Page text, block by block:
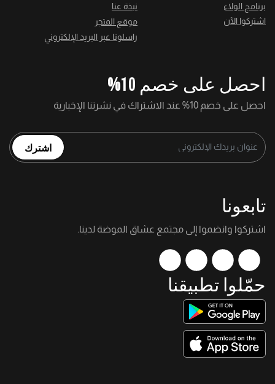
برنامج الولاء
اشتركوا الآن
نبذة عنا
موقع المتجر
راسلونا عبر البريد الإلكتروني
احصل على خصم 10%
احصل على خصم 10% عند الاشتراك في نشرتنا الإخبارية
اشترك
تابعونا
اشتركوا وانضموا إلى مجتمع عشاق الموضة لدينا.
حمّلوا تطبيقنا